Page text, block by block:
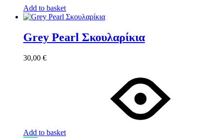
Add to basket
Grey Pearl Σκουλαρίκια
30,00 €
Add to basket